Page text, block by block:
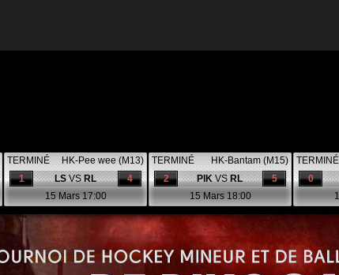
TERMINÉ
HK-Pee wee (M13)
4
1 LSVSRL
15 Mars 17:00
TERMINÉ
HK-Bantam (M15)
5
2 PIKVSRL
15 Mars 18:00
TERMINÉ
0